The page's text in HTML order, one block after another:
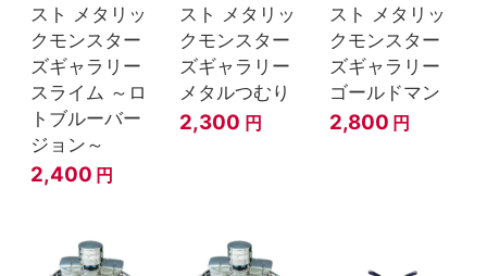
スト メタリッ
クモンスター
ズギャラリー
スライム ～ロ
トブルーバー
ジョン～
2,400 円
スト メタリッ
クモンスター
ズギャラリー
メタルつむり
2,300 円
スト メタリッ
クモンスター
ズギャラリー
ゴールドマン
2,800 円